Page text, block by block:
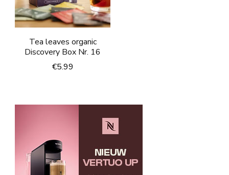
Tea leaves organic
Discovery Box Nr. 16
€5.99